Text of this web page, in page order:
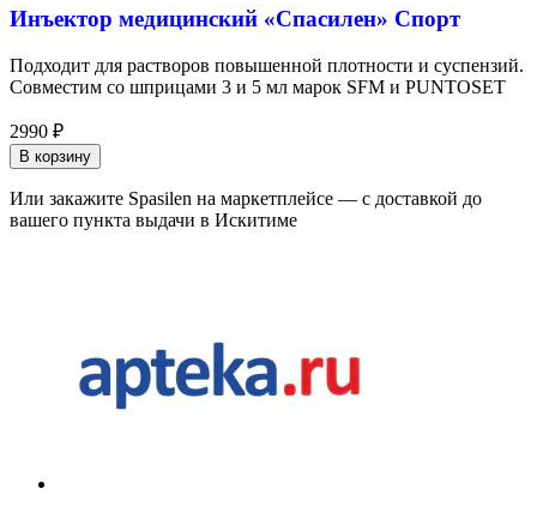
Инъектор медицинский «Спасилен» Спорт
Подходит для растворов повышенной плотности и суспензий.
Совместим со шприцами 3 и 5 мл марок SFM и PUNTOSET
2990 ₽
В корзину
Или закажите Spasilen на маркетплейсе — с доставкой до
вашего пункта выдачи в Искитиме